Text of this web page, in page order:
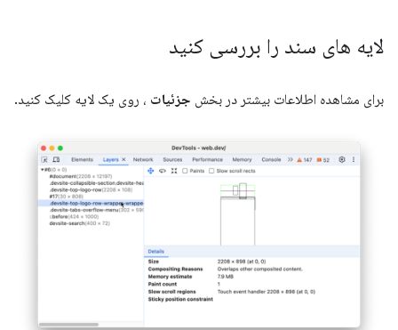
لایه های سند را بررسی کنید
برای مشاهده اطلاعات بیشتر در بخش جزئیات ، روی یک لایه کلیک کنید.